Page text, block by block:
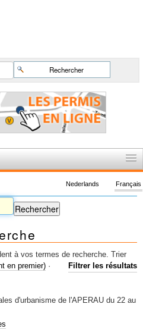
Français
Nederlands
à vos termes de recherche.
Filtrer les résultats
Trier
en premier) ·
d'urbanisme de l'APERAU du 22 au